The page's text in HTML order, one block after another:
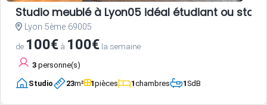
Studio meublé à Lyon05 idéal étudiant ou
Lyon 5ème 69005
de 100€ à 100€ la semaine
3 personne(s)
Studio 23m² 1pièces 1chambres 1SdB